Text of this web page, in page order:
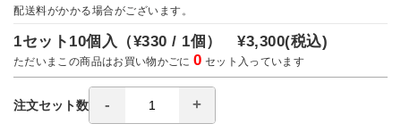
配送料がかかる場合がございます。
1セット10個入（¥330 / 1個）¥3,300(税込)
ただいまこの商品はお買い物かごに0 セット入っています
注文セット数